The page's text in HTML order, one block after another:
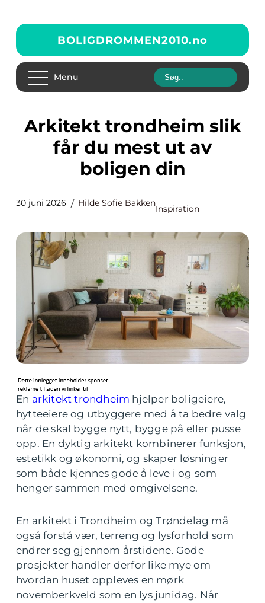
BOLIGDROMMEN2010.no
Menu
Arkitekt trondheim slik
får du mest ut av
boligen din
30 juni 2026 Hilde Sofie Bakken
Inspiration
En arkitekt trondheim hjelper boligeiere,
hytteeiere og utbyggere med å ta bedre valg
når de skal bygge nytt, bygge på eller pusse
opp. En dyktig arkitekt kombinerer funksjon,
estetikk og økonomi, og skaper løsninger
som både kjennes gode å leve i og som
henger sammen med omgivelsene.
En arkitekt i Trondheim og Trøndelag må
også forstå vær, terreng og lysforhold som
endrer seg gjennom årstidene. Gode
prosjekter handler derfor like mye om
hvordan huset oppleves en mørk
novemberkveld som en lys junidag. Når